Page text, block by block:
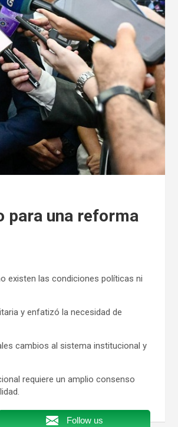
para una reforma
existen las condiciones políticas ni
y enfatizó la necesidad de
cambios al sistema institucional y
requiere un amplio consenso
Follow us